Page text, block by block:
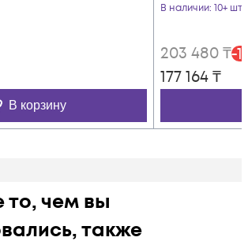
В корзину
В наличии: 10+ шт
203 480₸-
177 164₸
то, чем вы
также